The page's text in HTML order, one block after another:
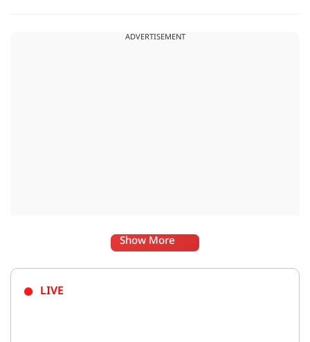
ADVERTISEMENT
Show More
LIVE